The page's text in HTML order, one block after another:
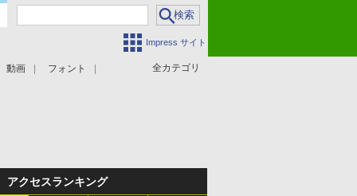
Impress サイト
全カテゴリ
動画 フォント
アクセスランキング